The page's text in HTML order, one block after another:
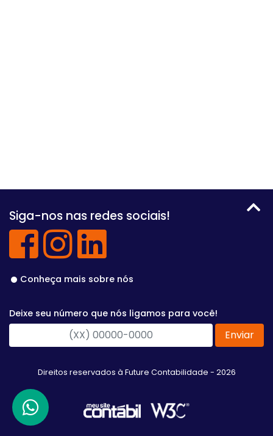
Siga-nos nas redes sociais!
Conheça mais sobre nós
Deixe seu número que nós ligamos para você!
Enviar
Direitos reservados à Future Contabilidade - 2026